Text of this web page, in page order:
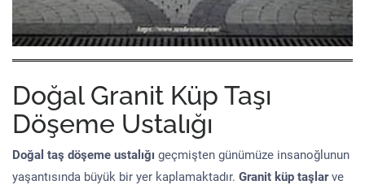
Doğal Granit Küp Taşı
Döşeme Ustalığı
Doğal taş döşeme ustalığı geçmişten günümüze insanoğlunun
yaşantısında büyük bir yer kaplamaktadır. Granit küp taşlarve